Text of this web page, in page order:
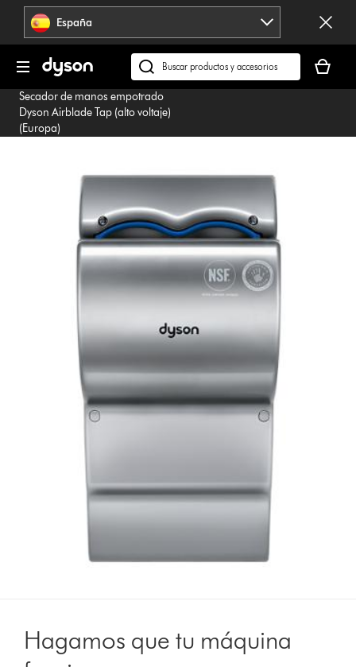
Omitir
navegación España
Buscar
en
dyson.es
cesta
está
Secador de manos empotrado
Dyson Airblade Tap (alto voltaje)
(Europa)
Hagamos que tu máquina